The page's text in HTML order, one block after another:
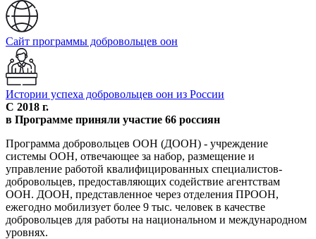
Сайт программы добровольцев оон
Истории успеха добровольцев оон из России
С 2018 г.
в Программе приняли участие 66 россиян
Программа добровольцев ООН (ДООН) - учреждение
системы ООН, отвечающее за набор, размещение и
управление работой квалифицированных специалистов-
добровольцев, предоставляющих содействие агентствам
ООН. ДООН, представленное через отделения ПРООН,
ежегодно мобилизует более 9 тыс. человек в качестве
добровольцев для работы на национальном и международном
уровнях.